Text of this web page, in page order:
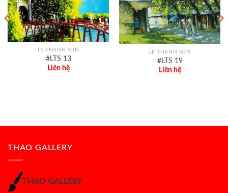
LE THANH SON
#LTS 13
Liên hệ
LE THANH SON
#LTS 19
Liên hệ
THAO GALLERY
THAO GALLERY